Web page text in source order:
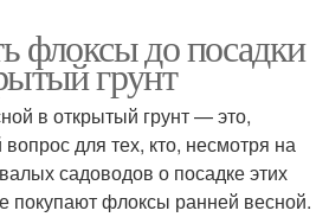
флоксы до посадки
грунт
в открытый грунт — это,
для тех, кто, несмотря на
садоводов о посадке этих
покупают флоксы ранней весной.